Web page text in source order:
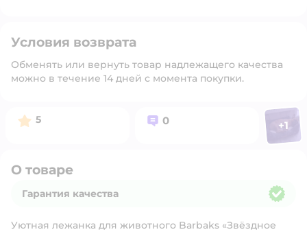
Условия возврата
Обменять или вернуть товар надлежащего качества
можно в течение 14 дней с момента покупки.
Рейтинг:
5 Вопросов:
0 Фото
+1
О товаре
Гарантия качества
Уютная лежанка для животного Barbaks «Звёздное